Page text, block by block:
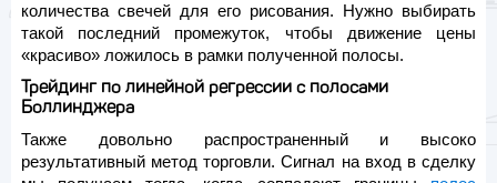
количества свечей для его рисования. Нужно выбирать
такой последний промежуток, чтобы движение цены
«красиво» ложилось в рамки полученной полосы.
Трейдинг по линейной регрессии с полосами
Боллинджера
Также довольно распространенный и высоко
результативный метод торговли. Сигнал на вход в сделку